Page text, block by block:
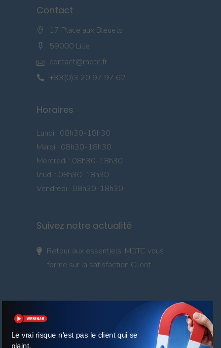
Contact
17 Place aux Bleuets
59000 Lille
contact@mdtc.fr
+33(0)3 20 97 97 62
Horaires
Lundi : 08h30-18h30
Mardi : 08h30-18h30
Mercredi : 08h30-18h30
Jeudi : 08h30-18h30
Vendredi : 08h30-18h30
Suivez notre actualité
Retour aux essentiels, MDTC vous
forme sur la satisfaction Client
Le vrai risque n'est pas le client qui se
plaint.